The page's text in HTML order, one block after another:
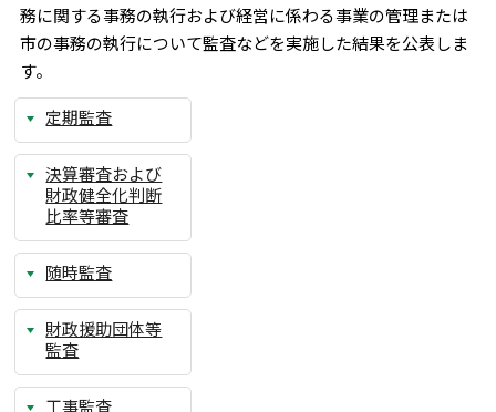
務に関する事務の執行および経営に係わる事業の管理または
市の事務の執行について監査などを実施した結果を公表しま
す。
定期監査
決算審査および
財政健全化判断
比率等審査
随時監査
財政援助団体等
監査
工事監査